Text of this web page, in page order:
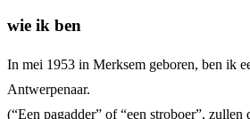
wie ik ben
In mei 1953 in Merksem geboren, ben ik
Antwerpenaar.
(“Een pagadder” of “een stroboer”, zullen